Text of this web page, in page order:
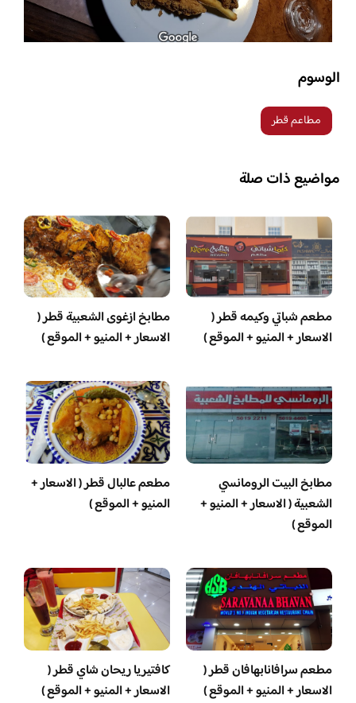
الوسوم
مطاعم قطر
مواضيع ذات صلة
مطعم شباتي وكيمه قطر (
الاسعار + المنيو + الموقع )
مطابخ ازغوى الشعبية قطر (
الاسعار + المنيو + الموقع )
مطابخ البيت الرومانسي
الشعبية ( الاسعار + المنيو +
الموقع )
مطعم عالبال قطر ( الاسعار +
المنيو + الموقع )
مطعم سرافانابهافان قطر (
الاسعار + المنيو + الموقع )
كافتيريا ريحان شاي قطر (
الاسعار + المنيو + الموقع )